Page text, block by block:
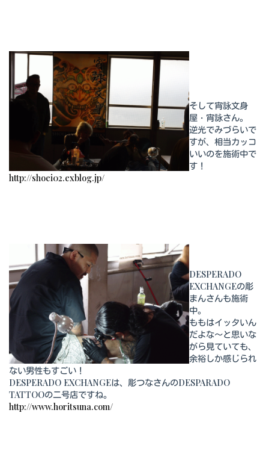
そして宵詠文身
屋・宵詠さん。
逆光でみづらいで
すが、相当カッコ
いいのを施術中で
す！
http://shoei02.exblog.jp/
DESPERADO
EXCHANGEの彫
まんさんも施術
中。
ももはイッタいん
だよな～と思いな
がら見ていても、
余裕しか感じられ
ない男性もすごい！
DESPERADO EXCHANGEは、彫つなさんのDESPARADO
TATTOOの二号店ですね。
http://www.horitsuna.com/